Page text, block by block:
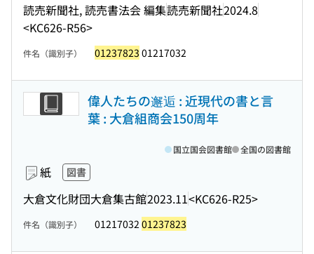
読売新聞社, 読売書法会 編集読売新聞社2024.8
<KC626-R56>
件名（識別子） 01237823 01217032
偉人たちの邂逅 : 近現代の書と言
葉 : 大倉組商会150周年
紙 図書
大倉文化財団大倉集古館2023.11<KC626-R25>
国立国会図書館 全国の図書館
件名（識別子） 01217032 01237823